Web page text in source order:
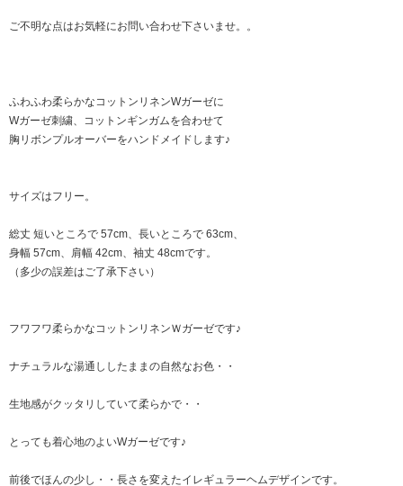
ご不明な点はお気軽にお問い合わせ下さいませ。。
ふわふわ柔らかなコットンリネンWガーゼに
Wガーゼ刺繍、コットンギンガムを合わせて
胸リボンプルオーバーをハンドメイドします♪
サイズはフリー。
総丈 短いところで 57cm、長いところで 63cm、
身幅 57cm、肩幅 42cm、袖丈 48cmです。
（多少の誤差はご了承下さい）
フワフワ柔らかなコットンリネンＷガーゼです♪
ナチュラルな湯通ししたままの自然なお色・・
生地感がクッタリしていて柔らかで・・
とっても着心地のよいWガーゼです♪
前後でほんの少し・・長さを変えたイレギュラーヘムデザインです。